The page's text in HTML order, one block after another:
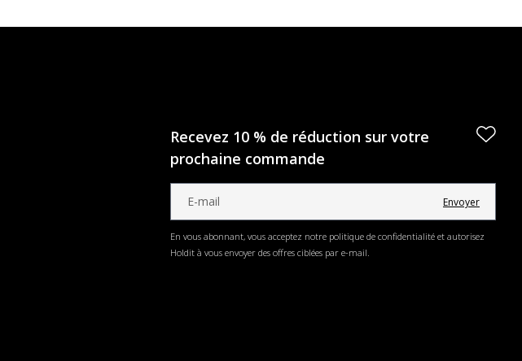
Recevez 10 % de réduction sur votre
prochaine commande
Envoyer
En vous abonnant, vous acceptez notre politique de confidentialité et autorisez
Holdit à vous envoyer des offres ciblées par e-mail.